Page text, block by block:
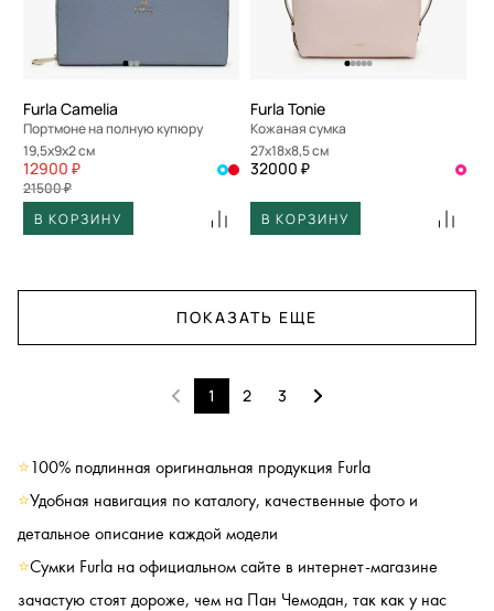
Furla Camelia
Портмоне на полную купюру
19,5x9x2 см
12900 ₽
21500 ₽
В КОРЗИНУ
Furla Tonie
Кожаная сумка
27x18x8,5 см
32000 ₽
В КОРЗИНУ
ПОКАЗАТЬ ЕЩЕ
1 2 3
⭐100% подлинная оригинальная продукция Furla
⭐Удобная навигация по каталогу, качественные фото и
детальное описание каждой модели
⭐Сумки Furla на официальном сайте в интернет-магазине
зачастую стоят дороже, чем на Пан Чемодан, так как у нас